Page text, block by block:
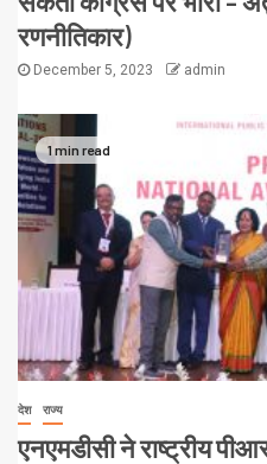
रणनीतिकार)
December 5, 2023 admin
1 min read
देश राज्य
एनएमडीसी ने राष्ट्रीय